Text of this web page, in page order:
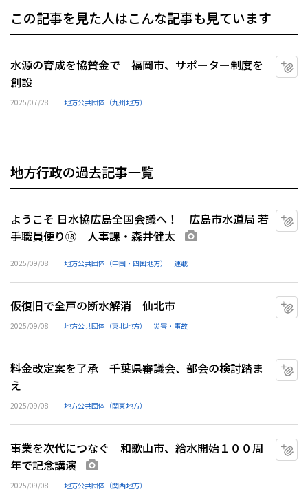
この記事を見た人はこんな記事も見ています
水源の育成を協賛金で 福岡市、サポーター制度を
創設
2025/07/28 地方公共団体（九州地方）
地方行政の過去記事一覧
ようこそ 日水協広島全国会議へ！ 広島市水道局 若
手職員便り⑱ 人事課・森井健太
2025/09/08 地方公共団体（中国・四国地方） 連載
仮復旧で全戸の断水解消 仙北市
2025/09/08 地方公共団体（東北地方） 災害・事故
料金改定案を了承 千葉県審議会、部会の検討踏ま
え
2025/09/08 地方公共団体（関東地方）
事業を次代につなぐ 和歌山市、給水開始１００周
年で記念講演
2025/09/08 地方公共団体（関西地方）